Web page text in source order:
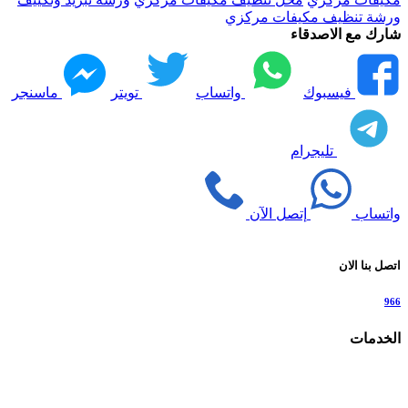
ورشة تنظيف مكيفات مركزي
شارك مع الاصدقاء
فيسبوك واتساب تويتر ماسنجر
تليجرام
واتساب إتصل الآن
اتصل بنا الان
966
الخدمات